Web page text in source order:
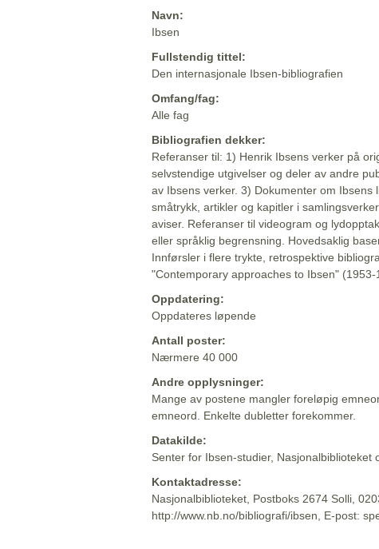
Navn:
Ibsen
Fullstendig tittel:
Den internasjonale Ibsen-bibliografien
Omfang/fag:
Alle fag
Bibliografien dekker:
Referanser til: 1) Henrik Ibsens verker på
selvstendige utgivelser og deler av andre
av Ibsens verker. 3) Dokumenter om Ibsens
småtrykk, artikler og kapitler i
aviser. Referanser til videogram og
eller språklig begrensning. Hovedsaklig
Innførsler i flere trykte, retrospektive
"Contemporary approaches to Ibsen" (1953-
Oppdatering:
Oppdateres løpende
Antall poster:
Nærmere 40 000
Andre opplysninger:
Mange av postene mangler foreløpig
emneord. Enkelte dubletter forekommer.
Datakilde:
Senter for Ibsen-studier, Nasjonalbiblioteket
Kontaktadresse:
Nasjonalbiblioteket, Postboks 2674 Solli,
http://www.nb.no/bibliografi/ibsen, E-post: